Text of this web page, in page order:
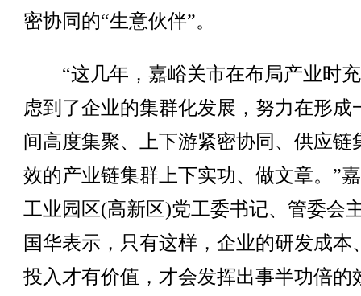
密协同的“生意伙伴”。
“这几年，嘉峪关市在布局产业时
虑到了企业的集群化发展，努力在形成
间高度集聚、上下游紧密协同、供应链
效的产业链集群上下实功、做文章。”
工业园区(高新区)党工委书记、管委会
国华表示，只有这样，企业的研发成本
投入才有价值，才会发挥出事半功倍的